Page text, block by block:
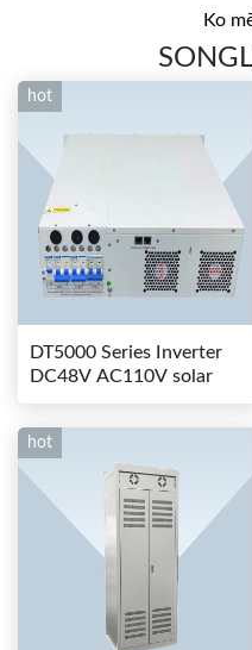
Ko
hot
DT5000 Series Inverter
DC48V AC110V solar
hot